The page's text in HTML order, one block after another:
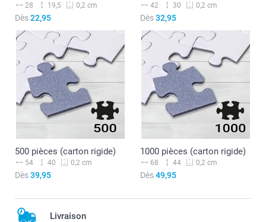
28 19,5 0,2 cm
Dès22,95
42 30 0,2 cm
Dès32,95
500 pièces (carton rigide)
54 40 0,2 cm
Dès39,95
1000 pièces (carton rigide)
68 44 0,2 cm
Dès49,95
Livraison